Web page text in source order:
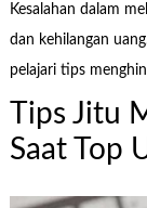
Kesalahan dalam
dan kehilangan
pelajari tips
Tips Jitu
Saat Top